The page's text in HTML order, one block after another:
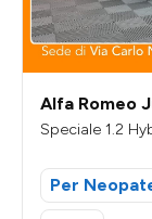
Alfa Romeo
Speciale 1.2
Per